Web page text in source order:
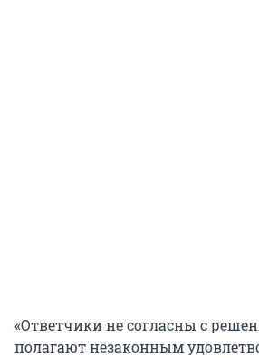
«Ответчики не согласны с
полагают незаконным